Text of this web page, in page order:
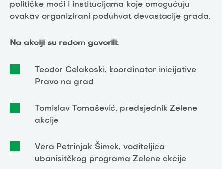
političke moći i institucijama koje omogućuju
ovakav organizirani poduhvat devastacije grada.
Na akciji su redom govorili:
Teodor Celakoski, koordinator inicijative
Pravo na grad
Tomislav Tomašević, predsjednik Zelene
akcije
Vera Petrinjak Šimek, voditeljica
ubanisitčkog programa Zelene akcije